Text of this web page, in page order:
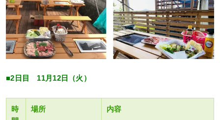
■2日目 11月12日（火）
時
場所 内容